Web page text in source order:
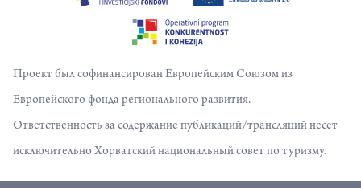
Проект был софинансирован Европейским Союзом из
Европейского фонда регионального развития.
Ответственность за содержание публикаций/трансляций несет
исключительно Хорватский национальный совет по туризму.